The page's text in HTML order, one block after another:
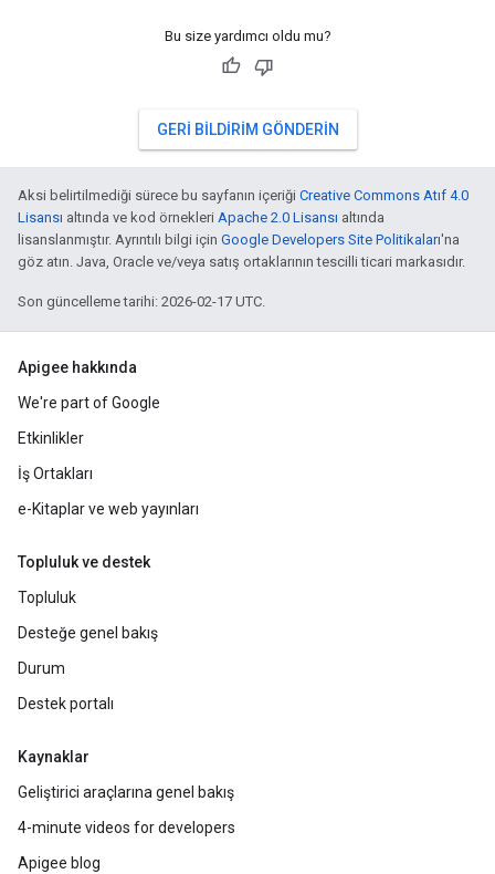
Bu size yardımcı oldu mu?
GERI BILDIRIM GÖNDERIN
Aksi belirtilmediği sürece bu sayfanın içeriği Creative Commons Atıf 4.0
Lisansı altında ve kod örnekleri Apache 2.0 Lisansı altında
lisanslanmıştır. Ayrıntılı bilgi için Google Developers Site Politikaları'na
göz atın. Java, Oracle ve/veya satış ortaklarının tescilli ticari markasıdır.
Son güncelleme tarihi: 2026-02-17 UTC.
Apigee hakkında
We're part of Google
Etkinlikler
İş Ortakları
e-Kitaplar ve web yayınları
Topluluk ve destek
Topluluk
Desteğe genel bakış
Durum
Destek portalı
Kaynaklar
Geliştirici araçlarına genel bakış
4-minute videos for developers
Apigee blog